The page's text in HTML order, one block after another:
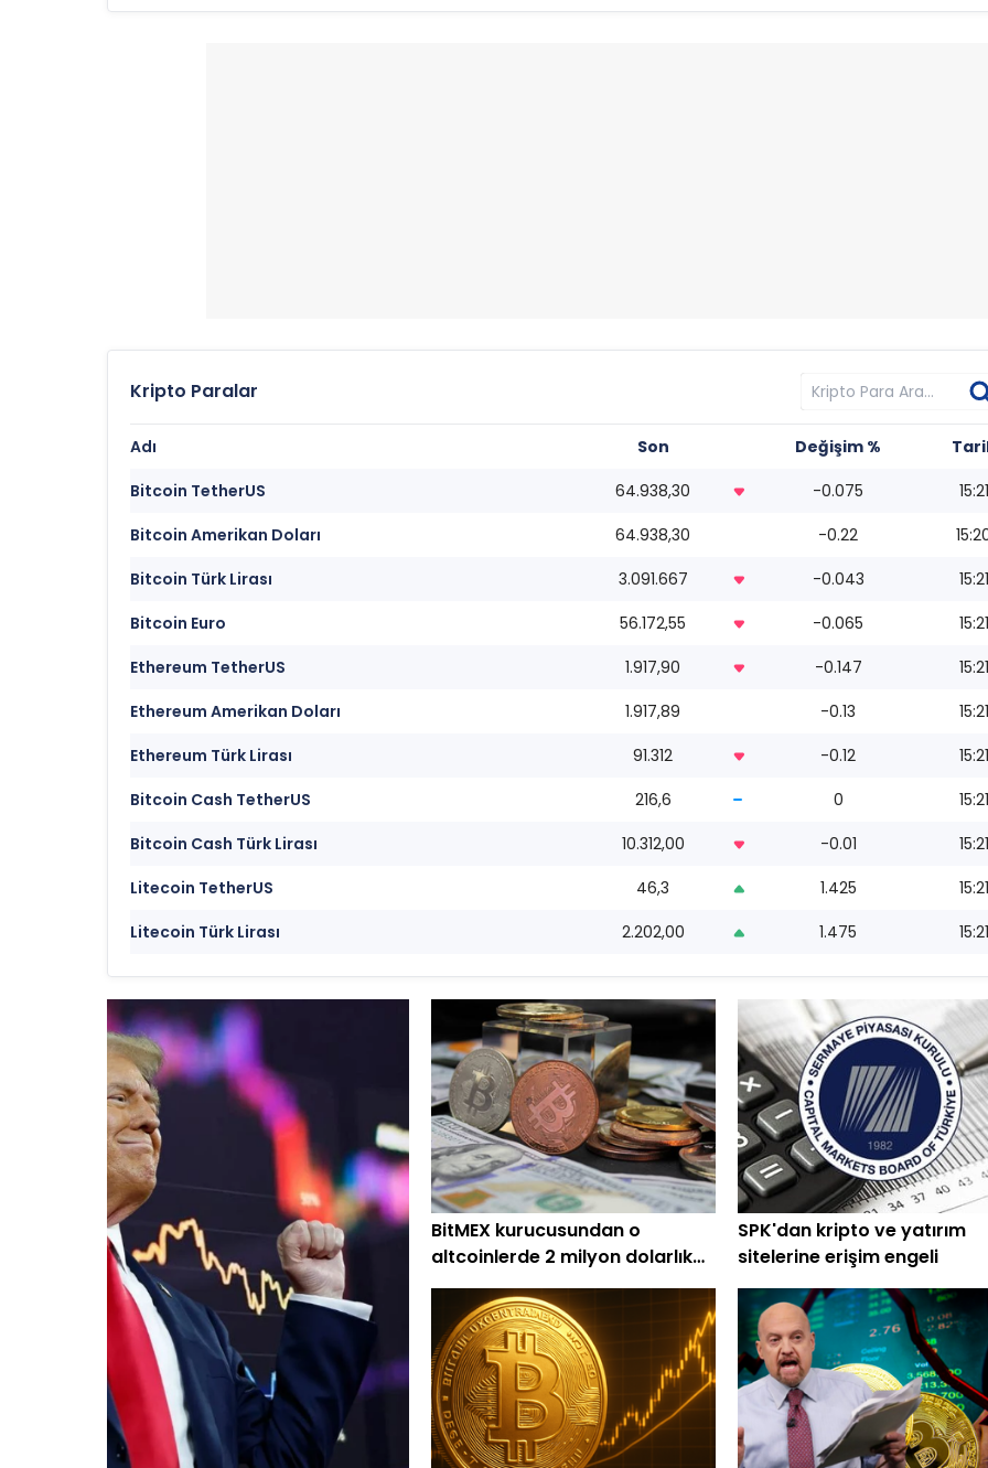
Kripto Paralar
Adı Son Değişim %
Bitcoin TetherUS
64.938,30 -0.075
15:21
Bitcoin Amerikan Doları
64.938,30 -0.22
Bitcoin Türk Lirası
3.091.667 -0.043
15:21
Bitcoin Euro
56.172,55 -0.065
15:21
Ethereum TetherUS
1.917,90 -0.147
15:21
Ethereum Amerikan Doları
1.917,89 -0.13
15:21
Ethereum Türk Lirası
91.312 -0.12
15:21
Bitcoin Cash TetherUS
216,6 0
15:21
Bitcoin Cash Türk Lirası
10.312,00 -0.01
15:21
Litecoin TetherUS
46,3 1.425
15:21
Litecoin Türk Lirası
2.202,00 1.475 15:21
BitMEX kurucusundan o
altcoinlerde 2 milyon dolarlık
alım
SPK'dan kripto ve yatırım
sitelerine erişim engeli